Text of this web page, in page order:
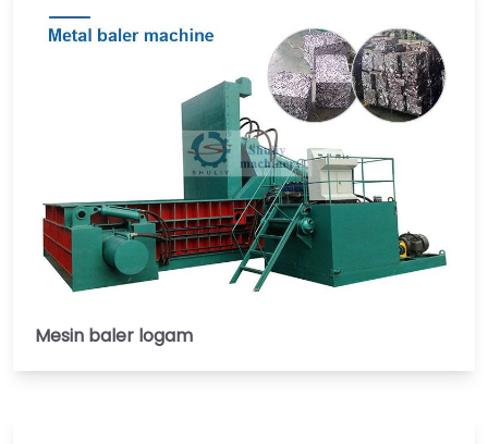
Mesin baler logam